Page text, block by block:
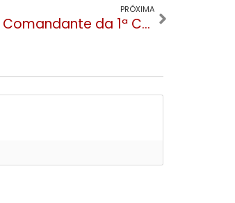
PRÓXIMA
Quem é novo Comandante da 1ª Companhia de Policiamento de Gramado